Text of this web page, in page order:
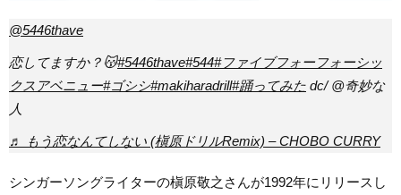
@5446thave
恋してますか？😽#5446thave#544#ファイブフォーフォーシッ
クスアベニュー#ゴシシ#makiharadrill#踊ってみた dc/ @奇妙な
人
♬ もう恋なんてしない (槇原ドリルRemix) – CHOBO CURRY
シンガーソングライターの槇原敬之さんが1992年にリリースし